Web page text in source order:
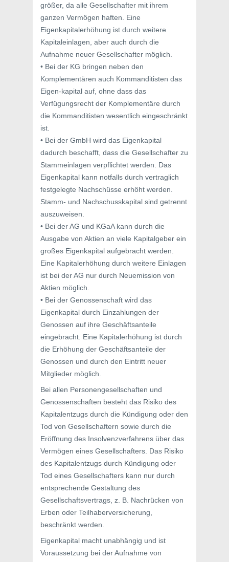
größer, da alle Gesellschafter mit ihrem
ganzen Vermögen haften. Eine
Eigenkapitalerhöhung ist durch weitere
Kapitaleinlagen, aber auch durch die
Aufnahme neuer Gesellschafter möglich.
• Bei der KG bringen neben den
Komplementären auch Kommanditisten das
Eigen-kapital auf, ohne dass das
Verfügungsrecht der Komplementäre durch
die Kommanditisten wesentlich eingeschränkt
ist.
• Bei der GmbH wird das Eigenkapital
dadurch beschafft, dass die Gesellschafter zu
Stammeinlagen verpflichtet werden. Das
Eigenkapital kann notfalls durch vertraglich
festgelegte Nachschüsse erhöht werden.
Stamm- und Nachschusskapital sind getrennt
auszuweisen.
• Bei der AG und KGaA kann durch die
Ausgabe von Aktien an viele Kapitalgeber ein
großes Eigenkapital aufgebracht werden.
Eine Kapitalerhöhung durch weitere Einlagen
ist bei der AG nur durch Neuemission von
Aktien möglich.
• Bei der Genossenschaft wird das
Eigenkapital durch Einzahlungen der
Genossen auf ihre Geschäftsanteile
eingebracht. Eine Kapitalerhöhung ist durch
die Erhöhung der Geschäftsanteile der
Genossen und durch den Eintritt neuer
Mitglieder möglich.
Bei allen Personengesellschaften und
Genossenschaften besteht das Risiko des
Kapitalentzugs durch die Kündigung oder den
Tod von Gesellschaftern sowie durch die
Eröffnung des Insolvenzverfahrens über das
Vermögen eines Gesellschafters. Das Risiko
des Kapitalentzugs durch Kündigung oder
Tod eines Gesellschafters kann nur durch
entsprechende Gestaltung des
Gesellschaftsvertrags, z. B. Nachrücken von
Erben oder Teilhaberversicherung,
beschränkt werden.
Eigenkapital macht unabhängig und ist
Voraussetzung bei der Aufnahme von